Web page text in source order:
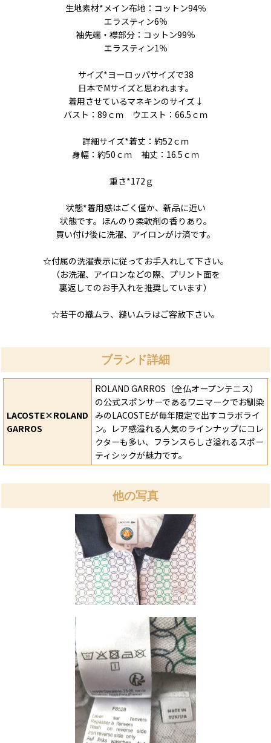
生地素材*メイン布地：コットン94％
エラスティン6％
袖先端・襟部分：コットン99％
エラスティン1％
サイズ*ヨーロッパサイズで38
日本でMサイズと思われます。
着用させているマネキンのサイズ↓
バスト：89ｃｍ ウエスト：66.5ｃｍ
詳細サイズ*着丈：約52ｃｍ
身幅：約50ｃｍ 袖丈：16.5ｃｍ
重さ*172ｇ
状態*着用感はごく僅か、新品に近い
状態です。ほんのり柔軟剤の香りあり。
買い付け後に洗濯、アイロンがけ済です。
☆付属の洗濯表示に従ってお手入れして下さい。
（お洗濯、アイロンなどの際、プリント面を
裏返してのお手入れを推奨しています）
☆若干の織ムラ、縫いムラはご容赦下さい。
ブランド詳細
LACOSTE×ROLAND
GARROS
ROLAND GARROS（全仏オープンテニス）
の公式スポンサーであるワニマークでお馴染
みのLACOSTEが毎年限定で出すコラボライ
ン。レア感溢れる人気のラインナップにコレ
クターも多い、フランスらしさ溢れるスポー
ティシックが魅力です。
他の写真